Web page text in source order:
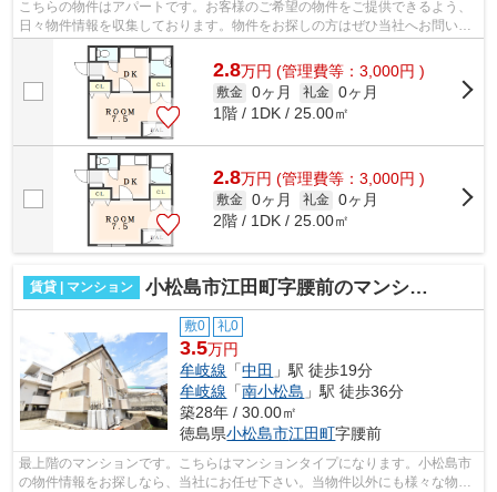
こちらの物件はアパートです。お客様のご希望の物件をご提供できるよう、
日々物件情報を収集しております。物件をお探しの方はぜひ当社へお問い合
わせ下さい。
2.8万円 (管理費等：3,000円 )
敷金 0ヶ月 礼金 0ヶ月
1階 / 1DK / 25.00㎡
2.8万円 (管理費等：3,000円 )
敷金 0ヶ月 礼金 0ヶ月
2階 / 1DK / 25.00㎡
賃貸 | マンション 小松島市江田町字腰前のマンション
敷0 礼0
3.5万円
牟岐線 「中田 」駅 徒歩19分
牟岐線 「南小松島 」駅 徒歩36分
築28年 / 30.00㎡
徳島県小松島市江田町字腰前
最上階のマンションです。こちらはマンションタイプになります。小松島市
の物件情報をお探しなら、当社にお任せ下さい。当物件以外にも様々な物件